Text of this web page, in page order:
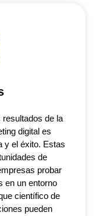
de la
digital es
y el éxito. Estas
de
probar
en un entorno
científico de
pueden